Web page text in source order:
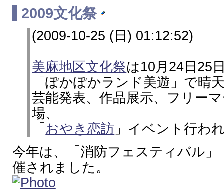
2009文化祭
(2009-10-25 (日) 01:12:52)
美麻地区文化祭は10月24日25
「ぽかぽかランド美遊」で晴
芸能発表、作品展示、フリー
場、
「 おやき恋訪 」イベント行わ
今年は、「消防フェスティバル」
催されました。